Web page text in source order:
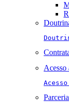
Acesso